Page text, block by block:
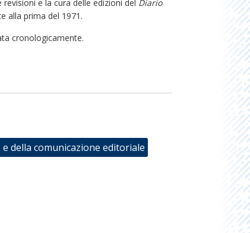
revisioni e la cura delle edizioni del Diario
alla prima del 1971.
cronologicamente.
della comunicazione editoriale